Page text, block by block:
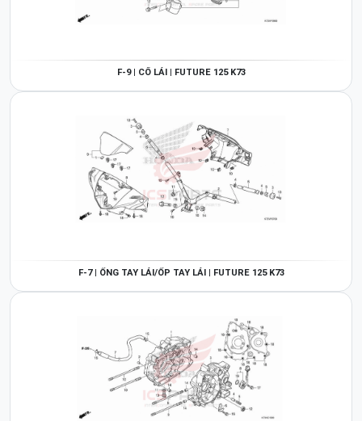
F-9 | CỔ LÁI | FUTURE 125 K73
F-7 | ỐNG TAY LÁI/ỐP TAY LÁI | FUTURE 125 K73